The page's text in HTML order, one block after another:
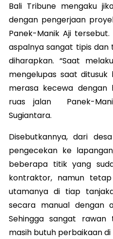
Bali Tribune mengaku
dengan pengerjaan
Panek-Manik Aji
aspalnya sangat tipis dan
diharapkan. “Saat
mengelupas saat
merasa kecewa dengan
ruas jalan Panek-
Sugiantara.
Disebutkannya, dari
pengecekan ke
beberapa titik yang
kontraktor, namun
utamanya di tiap
secara manual dengan
Sehingga sangat rawan
masih butuh perbaikaan